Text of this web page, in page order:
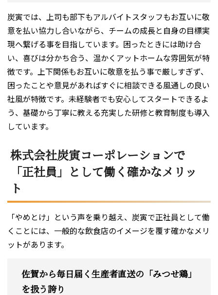
炭寅では、上司も部下もアルバイトスタッフもお互いに敬
意を払い協力し合いながら、チームの成長と自身の目標実
現へ繋げる事を目指しています。困ったときには助け合
い、喜びは分かち合う、温かくアットホームな雰囲気が特
徴です。上下関係もお互いに敬意を払う事で厳しすぎず、
困ったことや意見があればすぐに相談できる風通しの良い
社風が特徴です。未経験者でも安心してスタートできるよ
う、基礎から丁寧に教える充実した研修と教育制度も導入
しています。
株式会社炭寅コーポレーションで
「正社員」として働く確かなメリッ
ト
「やめとけ」という声を乗り越え、炭寅で正社員として働
くことには、一般的な飲食店のイメージを覆す確かなメリ
ットがあります。
佐賀から毎日届く生産者直送の「みつせ鶏」
を扱う誇り